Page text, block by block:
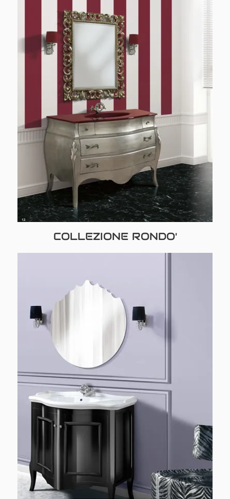
COLLEZIONE RONDO'